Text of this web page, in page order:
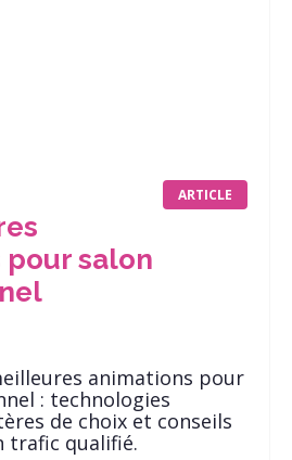
ARTICLE
salon
animations pour
: technologies
de choix et conseils
trafic qualifié.